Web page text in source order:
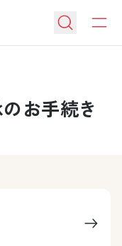
お手続き